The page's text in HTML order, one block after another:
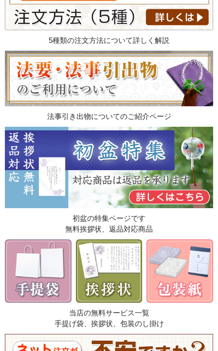
5種類の注文方法について詳しく解説
法事引き出物についてのご紹介ページ
初盆の特集ページです
無料挨拶状、返品対応商品
当店の無料サービス一覧
手提げ袋、挨拶状、包装のし掛け